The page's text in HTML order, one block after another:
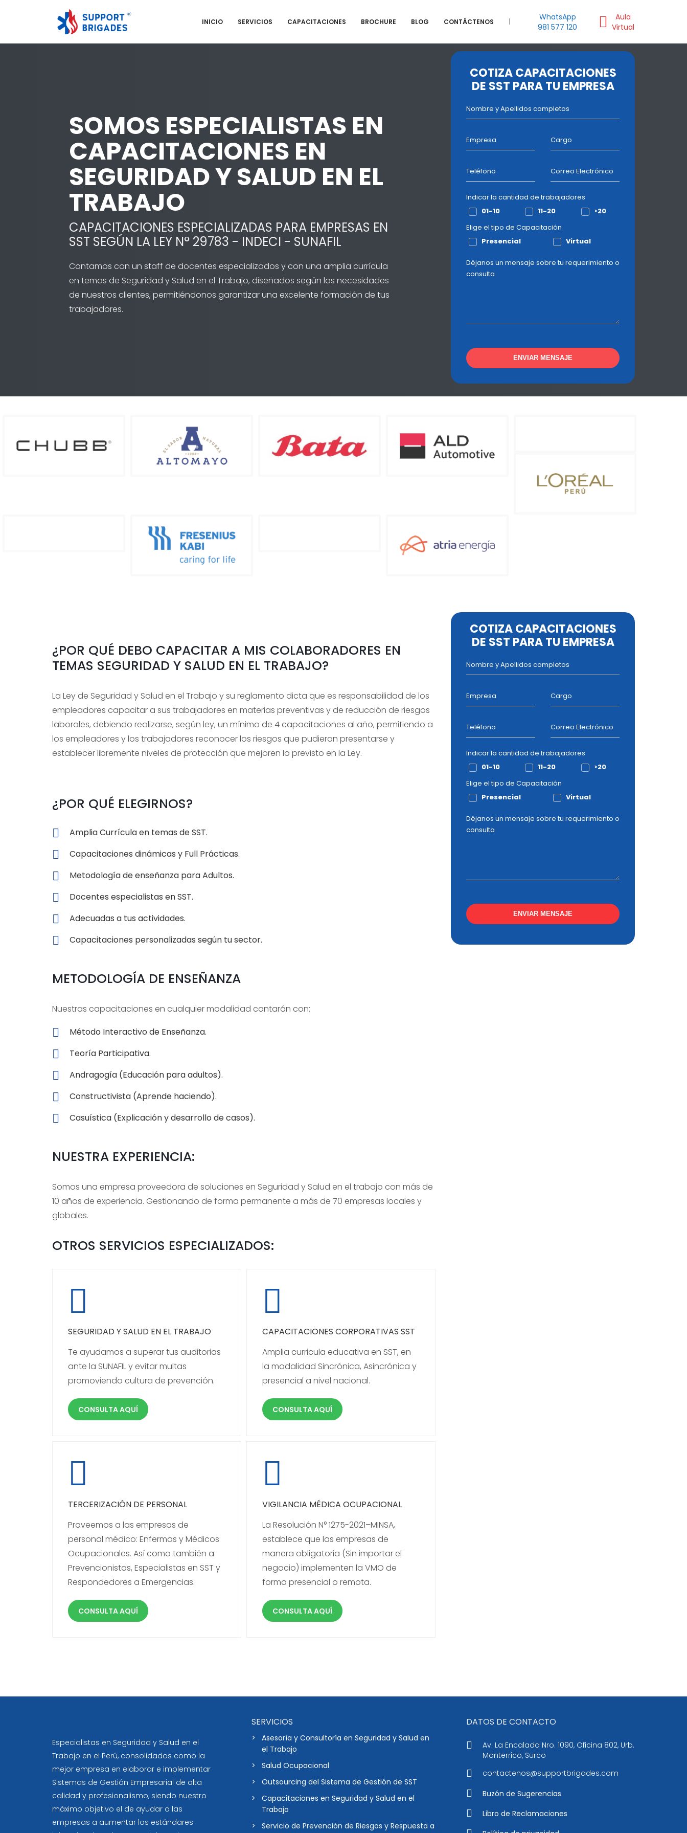
INICIO SERVICIOS CAPACITACIONES BROCHURE BLOG CONTÁCTENOS
WhatsApp
981 577 120
Aula
Virtual
SOMOS ESPECIALISTAS EN
CAPACITACIONES EN
SEGURIDAD Y SALUD EN EL
TRABAJO
CAPACITACIONES ESPECIALIZADAS PARA EMPRESAS EN
SST SEGÚN LA LEY N° 29783 - INDECI - SUNAFIL
Contamos con un staff de docentes especializados y con una amplia currícula
en temas de Seguridad y Salud en el Trabajo, diseñados según las necesidades
de nuestros clientes, permitiéndonos garantizar una excelente formación de tus
trabajadores.
COTIZA CAPACITACIONES
DE SST PARA TU EMPRESA
Nombre y Apellidos completos
Empresa Cargo
Teléfono Correo Electrónico
Indicar la cantidad de trabajadores
01-10
11-20
>20
Elige el tipo de Capacitación
Presencial
Virtual
Déjanos un mensaje sobre tu requerimiento o
consulta
ENVIAR MENSAJE
¿POR QUÉ DEBO CAPACITAR A MIS COLABORADORES EN
TEMAS SEGURIDAD Y SALUD EN EL TRABAJO?
La Ley de Seguridad y Salud en el Trabajo y su reglamento dicta que es responsabilidad de los
empleadores capacitar a sus trabajadores en materias preventivas y de reducción de riesgos
laborales, debiendo realizarse, según ley, un mínimo de 4 capacitaciones al año, permitiendo a
los empleadores y los trabajadores reconocer los riesgos que pudieran presentarse y
establecer libremente niveles de protección que mejoren lo previsto en la Ley.
¿POR QUÉ ELEGIRNOS?
Amplia Currícula en temas de SST.
Capacitaciones dinámicas y Full Prácticas.
Metodología de enseñanza para Adultos.
Docentes especialistas en SST.
Adecuadas a tus actividades.
Capacitaciones personalizadas según tu sector.
METODOLOGÍA DE ENSEÑANZA
Nuestras capacitaciones en cualquier modalidad contarán con:
Método Interactivo de Enseñanza.
Teoría Participativa.
Andragogía (Educación para adultos).
Constructivista (Aprende haciendo).
Casuística (Explicación y desarrollo de casos).
NUESTRA EXPERIENCIA:
Somos una empresa proveedora de soluciones en Seguridad y Salud en el trabajo con más de
10 años de experiencia. Gestionando de forma permanente a más de 70 empresas locales y
globales.
OTROS SERVICIOS ESPECIALIZADOS:
SEGURIDAD Y SALUD EN EL TRABAJO
Te ayudamos a superar tus auditorias
ante la SUNAFIL y evitar multas
promoviendo cultura de prevención.
CONSULTA AQUÍ
CAPACITACIONES CORPORATIVAS SST
Amplia curricula educativa en SST, en
la modalidad Sincrónica, Asincrónica y
presencial a nivel nacional.
CONSULTA AQUÍ
TERCERIZACIÓN DE PERSONAL
Proveemos a las empresas de
personal médico: Enfermas y Médicos
Ocupacionales. Así como también a
Prevencionistas, Especialistas en SST y
Respondedores a Emergencias.
CONSULTA AQUÍ
VIGILANCIA MÉDICA OCUPACIONAL
La Resolución N° 1275-2021–MINSA,
establece que las empresas de
manera obligatoria (Sin importar el
negocio) implementen la VMO de
forma presencial o remota.
CONSULTA AQUÍ
COTIZA CAPACITACIONES
DE SST PARA TU EMPRESA
Nombre y Apellidos completos
Empresa Cargo
Teléfono Correo Electrónico
Indicar la cantidad de trabajadores
01-10
11-20
>20
Elige el tipo de Capacitación
Presencial
Virtual
Déjanos un mensaje sobre tu requerimiento o
consulta
ENVIAR MENSAJE
Especialistas en Seguridad y Salud en el
Trabajo en el Perú, consolidados como la
mejor empresa en elaborar e implementar
Sistemas de Gestión Empresarial de alta
calidad y profesionalismo, siendo nuestro
máximo objetivo el de ayudar a las
empresas a aumentar los estándares
SERVICIOS
Asesoría y Consultoría en Seguridad y Salud en
el Trabajo
Salud Ocupacional
Outsourcing del Sistema de Gestión de SST
Capacitaciones en Seguridad y Salud en el
Trabajo
Servicio de Prevención de Riesgos y Respuesta a
DATOS DE CONTACTO
Av. La Encalada Nro. 1090, Oficina 802, Urb.
Monterrico, Surco
contactenos@supportbrigades.com
Buzón de Sugerencias
Libro de Reclamaciones